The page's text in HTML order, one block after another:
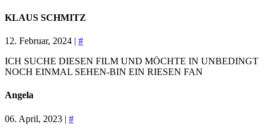
KLAUS SCHMITZ
12. Februar, 2024 | #
ICH SUCHE DIESEN FILM UND MÖCHTE IN UNBEDINGT
NOCH EINMAL SEHEN-BIN EIN RIESEN FAN
Angela
06. April, 2023 | #